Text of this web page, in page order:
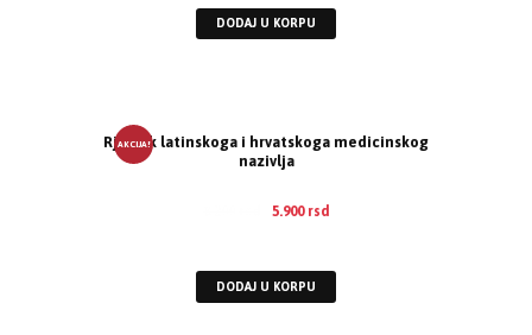
DODAJ U KORPU
AKCIJA!
Rječnik latinskoga i hrvatskoga medicinskog
nazivlja
5.900 rsd
DODAJ U KORPU